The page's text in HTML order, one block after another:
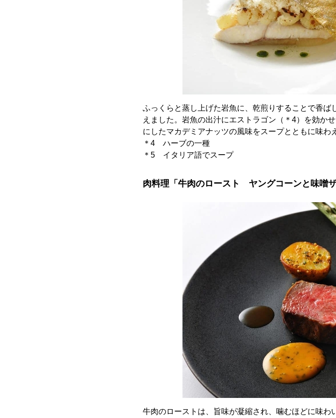
ふっくらと蒸し上げた岩魚に、乾煎りすることで香
えました。岩魚の出汁にエストラゴン（＊4）を効か
にしたマカデミアナッツの風味をスープとともに味わ
＊4 ハーブの一種
＊5 イタリア語でスープ
肉料理「牛肉のロースト ヤングコーンと味噌ザ
牛肉のローストは、旨味が凝縮され、噛むほどに味わ